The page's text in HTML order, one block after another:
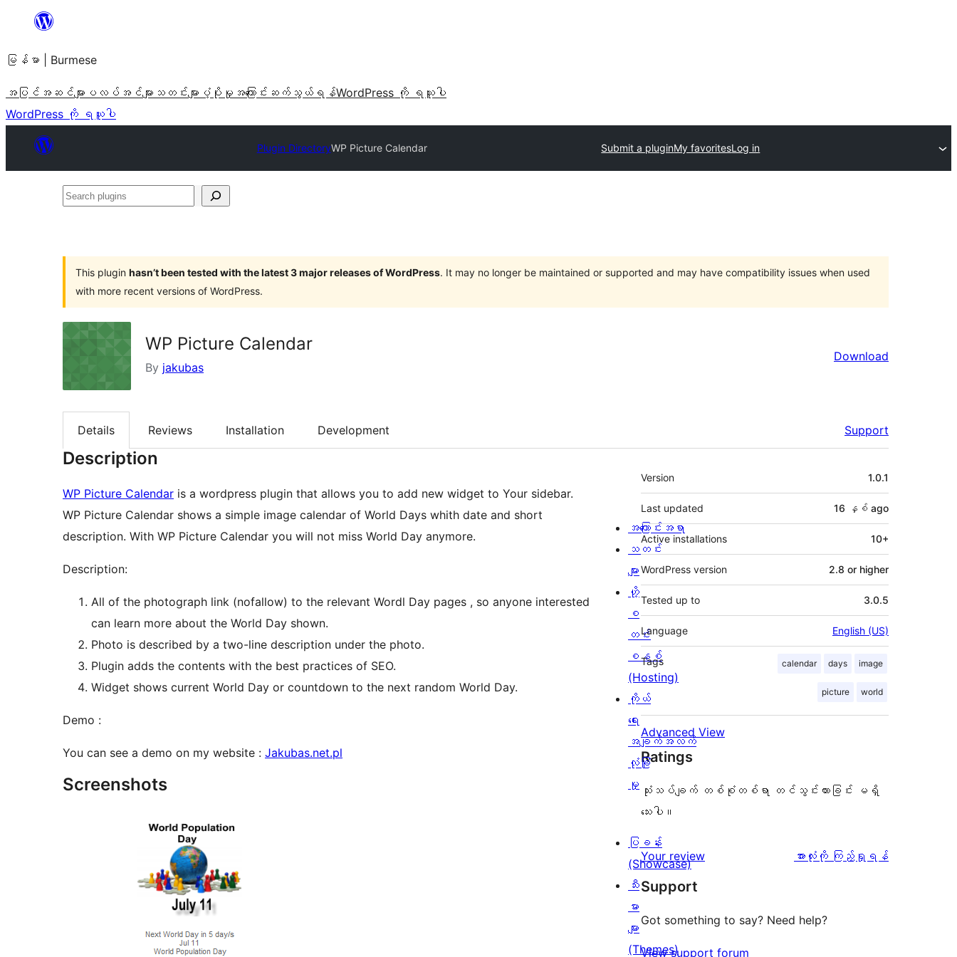
အကြောင်းအရာ
ကျော်သွား
ရန်
မြန်မာ | Burmese
အပြင်အဆင်များ ပလပ်အင်များ သတင်းများ ပံ့ပိုးမှု အကြောင်း ဆက်သွယ်ရန်WordPress ကို ရယူပါ
WordPress ကို ရယူပါ
Plugin DirectoryWP Picture Calendar Submit a pluginMy favoritesLog in
Search
This plugin hasn’t been tested with the latest 3 major releases of WordPress. It may no longer be maintained or supported and may have compatibility issues when used
with more recent versions of WordPress.
WP Picture Calendar
By jakubas
Download
Details Reviews Installation Development Support
Description
WP Picture Calendar is a wordpress plugin that allows you to add new widget to Your sidebar.
WP Picture Calendar shows a simple image calendar of World Days whith date and short
description. With WP Picture Calendar you will not miss World Day anymore.
Description:
All of the photograph link (nofallow) to the relevant Wordl Day pages , so anyone interested
can learn more about the World Day shown.
Photo is described by a two-line description under the photo.
Plugin adds the contents with the best practices of SEO.
Widget shows current World Day or countdown to the next random World Day.
Demo :
You can see a demo on my website : Jakubas.net.pl
Screenshots
Meta
Version 1.0.1
Last updated 16 နှစ် ago
Active installations 10+
WordPress version 2.8 or higher
Tested up to 3.0.5
Language English (US)
Tags calendar days image
picture world
Advanced View
Ratings
သုံးသပ်ချက် တစ်စုံတစ်ရာ တင်သွင်းထားခြင်း မရှိ
သေးပါ။
Your review
သုံးသပ်
အားလုံးကို ကြည့်ရှုရန်
Support
Got something to say? Need help?
View support forum
အကြောင်းအရာ
သတင်း
များ
ဟို့
စ
တင်း
စနစ်
(Hosting)
ကိုယ်
ရေး
အချက်အလက်
လုံခြုံ
မှု
ပြခန်း
(Showcase)
သီး
မား
များ
(Themes)